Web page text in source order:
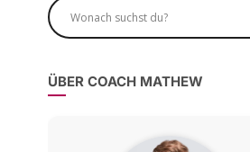
ÜBER COACH MATHEW